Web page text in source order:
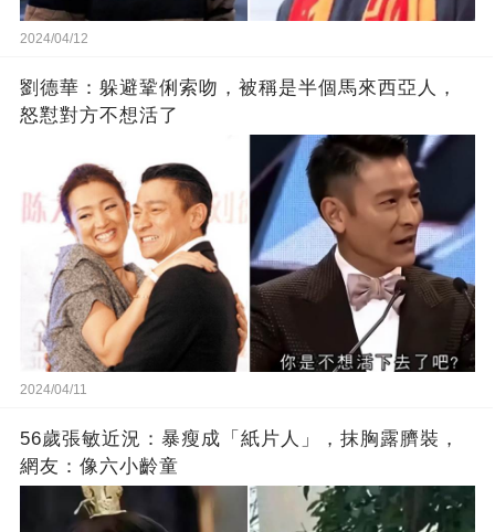
2024/04/12
劉德華：躲避鞏俐索吻，被稱是半個馬來西亞人，
怒懟對方不想活了
2024/04/11
56歲張敏近況：暴瘦成「紙片人」，抹胸露臍裝，
網友：像六小齡童